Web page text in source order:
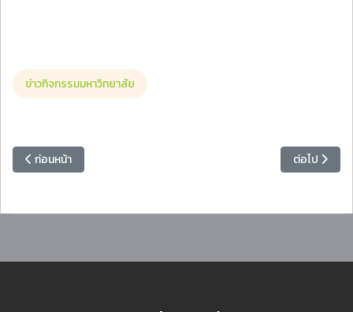
ข่าวกิจกรรมมหาวิทยาลัย
เนื้อหาก่อนหน้า: ประชุมคณะกรรมการตรวจสอบมหาวิทยาลัย ครั้งที่ 1/
ก่อนหน้า เนื้อหาถัดไ
ต่อไป